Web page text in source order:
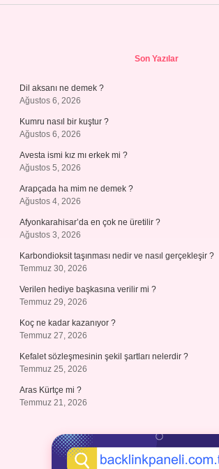
Son Yazılar
Dil aksanı ne demek ?
Ağustos 6, 2026
Kumru nasıl bir kuştur ?
Ağustos 6, 2026
Avesta ismi kız mı erkek mi ?
Ağustos 5, 2026
Arapçada ha mim ne demek ?
Ağustos 4, 2026
Afyonkarahisar’da en çok ne üretilir ?
Ağustos 3, 2026
Karbondioksit taşınması nedir ve nasıl gerçekleşir ?
Temmuz 30, 2026
Verilen hediye başkasına verilir mi ?
Temmuz 29, 2026
Koç ne kadar kazanıyor ?
Temmuz 27, 2026
Kefalet sözleşmesinin şekil şartları nelerdir ?
Temmuz 25, 2026
Aras Kürtçe mi ?
Temmuz 21, 2026